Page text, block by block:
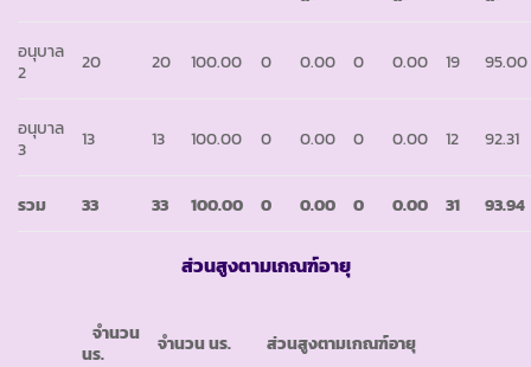
อนุบาล
2
20 20 100.00 0 0.00 0 0.00 19 95.00
อนุบาล
3
13 13 100.00 0 0.00 0 0.00 12 92.31
รวม 33 33 100.00 0 0.00 0 0.00 31 93.94
ส่วนสูงตามเกณฑ์อายุ
จำนวน
นร.
จำนวน นร. ส่วนสูงตามเกณฑ์อายุ